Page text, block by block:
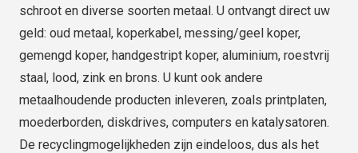
schroot en diverse soorten metaal. U ontvangt direct uw
geld: oud metaal, koperkabel, messing/geel koper,
gemengd koper, handgestript koper, aluminium, roestvrij
staal, lood, zink en brons. U kunt ook andere
metaalhoudende producten inleveren, zoals printplaten,
moederborden, diskdrives, computers en katalysatoren.
De recyclingmogelijkheden zijn eindeloos, dus als het